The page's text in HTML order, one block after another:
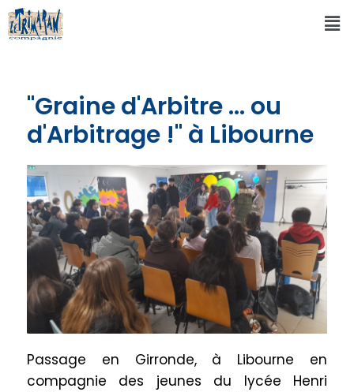
"Graine d'Arbitre ... ou
d'Arbitrage !" à Libourne
Passage en Girronde, à Libourne en
compagnie des jeunes du lycée Henri